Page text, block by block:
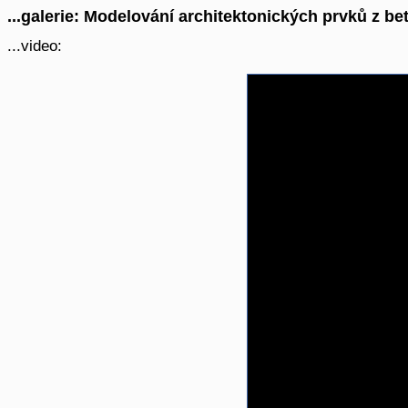
...galerie: Modelování architektonických prvků z
...video: